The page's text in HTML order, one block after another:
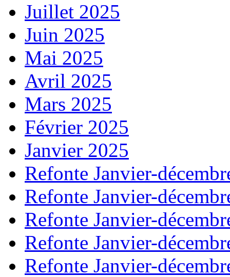
Juillet 2025
Juin 2025
Mai 2025
Avril 2025
Mars 2025
Février 2025
Janvier 2025
Refonte Janvier-
Refonte Janvier-
Refonte Janvier-
Refonte Janvier-
Refonte Janvier-